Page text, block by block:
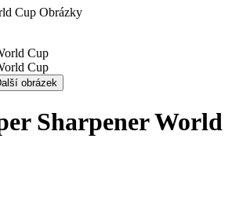
Cup Obrázky
obrázek
Sharpener World